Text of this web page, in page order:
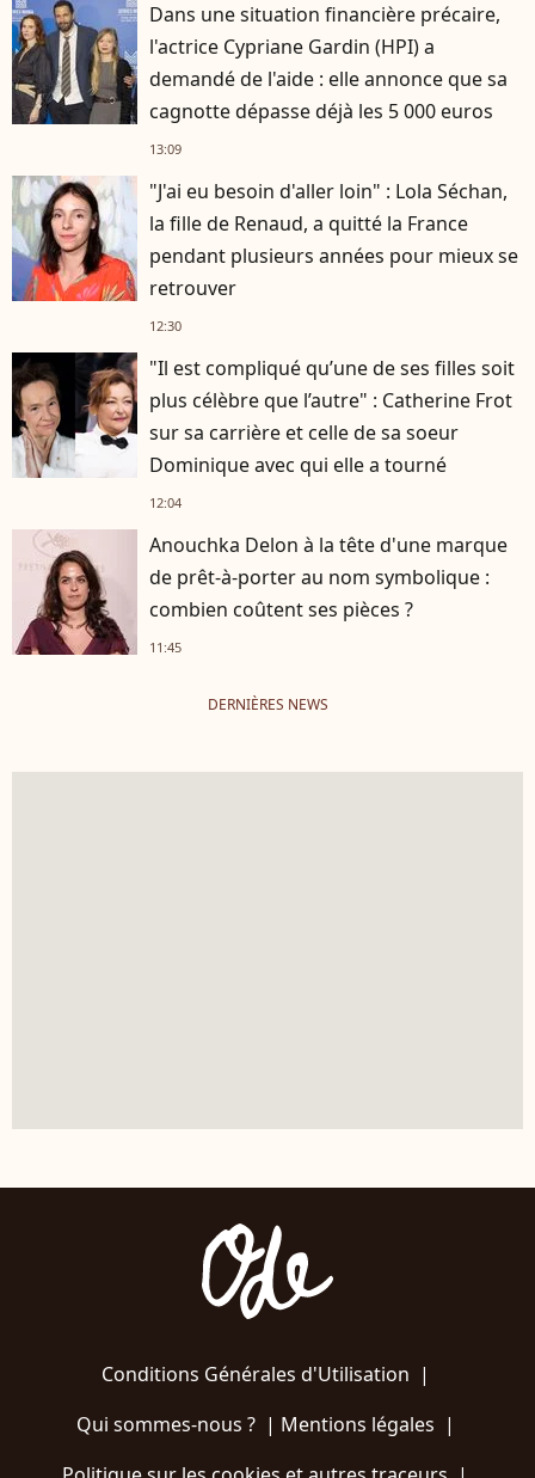
Dans une situation financière précaire,
l'actrice Cypriane Gardin (HPI) a
demandé de l'aide : elle annonce que sa
cagnotte dépasse déjà les 5 000 euros
13:09
"J'ai eu besoin d'aller loin" : Lola Séchan,
la fille de Renaud, a quitté la France
pendant plusieurs années pour mieux se
retrouver
12:30
"Il est compliqué qu’une de ses filles soit
plus célèbre que l’autre" : Catherine Frot
sur sa carrière et celle de sa soeur
Dominique avec qui elle a tourné
12:04
Anouchka Delon à la tête d'une marque
de prêt-à-porter au nom symbolique :
combien coûtent ses pièces ?
11:45
DERNIÈRES NEWS
Conditions Générales d'Utilisation |
Qui sommes-nous ?| Mentions légales |